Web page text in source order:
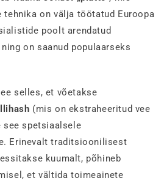
tehnika on välja töötatud Euroopa
poolt arendatud
on saanud populaarseks
selles, et võetakse
(mis on ekstraheeritud vee
see spetsiaalsele
Erinevalt traditsioonilisest
kuumalt, põhineb
et vältida toimeainete